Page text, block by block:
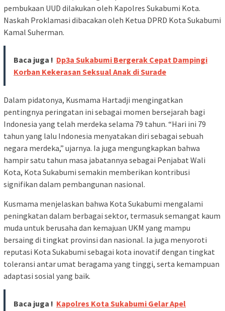
pembukaan UUD dilakukan oleh Kapolres Sukabumi Kota.
Naskah Proklamasi dibacakan oleh Ketua DPRD Kota Sukabumi
Kamal Suherman.
Baca juga ! Dp3a Sukabumi Bergerak Cepat Dampingi
Korban Kekerasan Seksual Anak di Surade
Dalam pidatonya, Kusmama Hartadji mengingatkan
pentingnya peringatan ini sebagai momen bersejarah bagi
Indonesia yang telah merdeka selama 79 tahun. “Hari ini 79
tahun yang lalu Indonesia menyatakan diri sebagai sebuah
negara merdeka,” ujarnya. Ia juga mengungkapkan bahwa
hampir satu tahun masa jabatannya sebagai Penjabat Wali
Kota, Kota Sukabumi semakin memberikan kontribusi
signifikan dalam pembangunan nasional.
Kusmama menjelaskan bahwa Kota Sukabumi mengalami
peningkatan dalam berbagai sektor, termasuk semangat kaum
muda untuk berusaha dan kemajuan UKM yang mampu
bersaing di tingkat provinsi dan nasional. Ia juga menyoroti
reputasi Kota Sukabumi sebagai kota inovatif dengan tingkat
toleransi antar umat beragama yang tinggi, serta kemampuan
adaptasi sosial yang baik.
Baca juga ! Kapolres Kota Sukabumi Gelar Apel